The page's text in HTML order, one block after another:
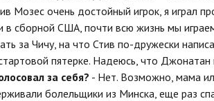
Мозес очень достойный игрок, я играл
в сборной США, почти всю жизнь мы
за Чичу, на что Стив по-дружески
пятерке. Надеюсь, что
за себя? - Нет. Возможно, мама
болельщики из Минска, еще раз